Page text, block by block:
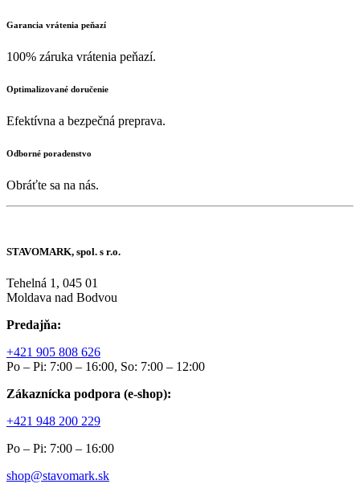
Garancia vrátenia peňazí
100% záruka vrátenia peňazí.
Optimalizované doručenie
Efektívna a bezpečná preprava.
Odborné poradenstvo
Obráťte sa na nás.
STAVOMARK, spol. s r.o.
Tehelná 1, 045 01
Moldava nad Bodvou
Predajňa:
+421 905 808 626
Po – Pi: 7:00 – 16:00, So: 7:00 – 12:00
Zákaznícka podpora (e-shop):
+421 948 200 229
Po – Pi: 7:00 – 16:00
shop@stavomark.sk